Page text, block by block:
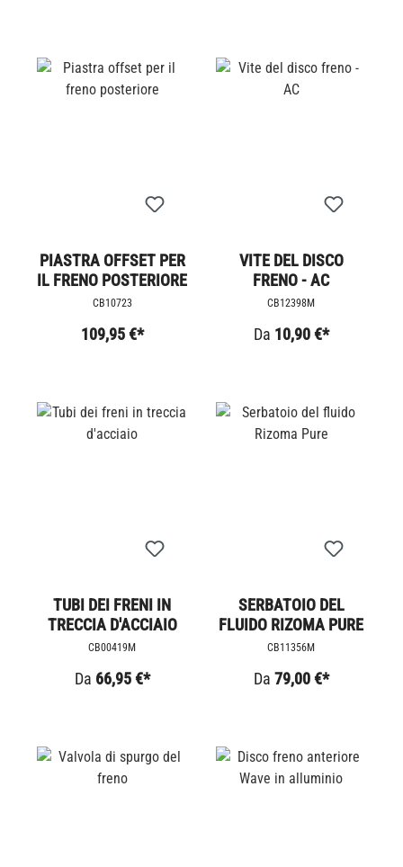
PIASTRA OFFSET PER
IL FRENO POSTERIORE
CB10723
109,95 €*
VITE DEL DISCO
FRENO - AC
CB12398M
Da 10,90 €*
TUBI DEI FRENI IN
TRECCIA D'ACCIAIO
CB00419M
Da 66,95 €*
SERBATOIO DEL
FLUIDO RIZOMA PURE
CB11356M
Da 79,00 €*